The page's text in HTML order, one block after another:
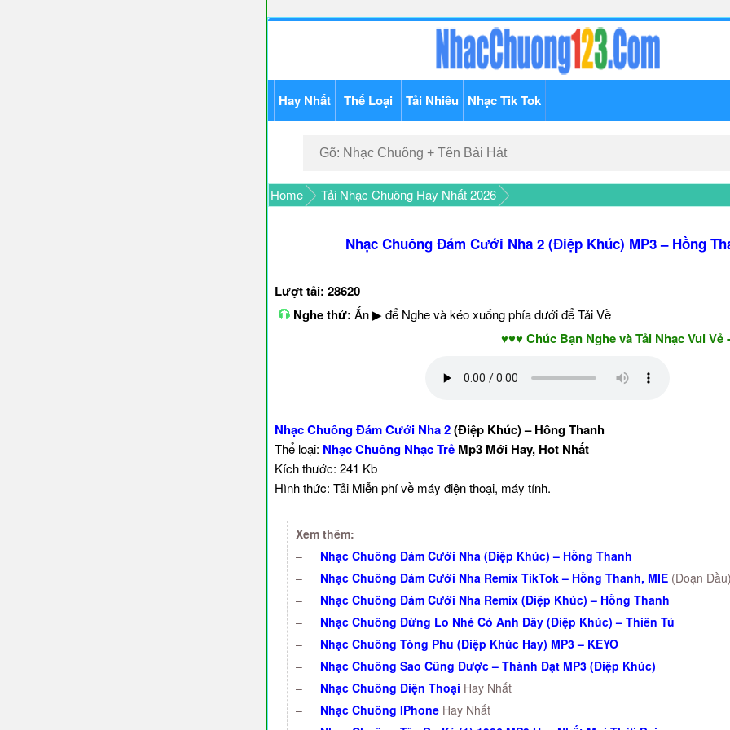
Hay Nhất Thể Loại Tải Nhiều Nhạc Tik Tok
Home Tải Nhạc Chuông Hay Nhất 2026
Nhạc Chuông Đám Cưới Nha 2 (Điệp Khúc) MP3 – Hồng
Lượt tải: 28620
Nghe thử: Ấn ▶ để Nghe và kéo xuống phía dưới để Tải Về
♥♥♥ Chúc Bạn Nghe và Tải Nhạc Vui Vẻ - Năm
Nhạc Chuông Đám Cưới Nha 2(Điệp Khúc) – Hồng Thanh
Thể loại: Nhạc Chuông Nhạc Trẻ Mp3 Mới Hay, Hot Nhất
Kích thước: 241 Kb
Hình thức: Tải Miễn phí về máy điện thoại, máy tính.
Xem thêm:
–
Nhạc Chuông Đám Cưới Nha (Điệp Khúc) – Hồng Thanh
–
Nhạc Chuông Đám Cưới Nha Remix TikTok – Hồng Thanh, MIE (Đoạn
–
Nhạc Chuông Đám Cưới Nha Remix (Điệp Khúc) – Hồng Thanh
–
Nhạc Chuông Đừng Lo Nhé Có Anh Đây (Điệp Khúc) – Thiên Tú
–
Nhạc Chuông Tòng Phu (Điệp Khúc Hay) MP3 – KEYO
–
Nhạc Chuông Sao Cũng Được – Thành Đạt MP3 (Điệp Khúc)
–
Nhạc Chuông Điện Thoại Hay Nhất
–
Nhạc Chuông IPhone Hay Nhất